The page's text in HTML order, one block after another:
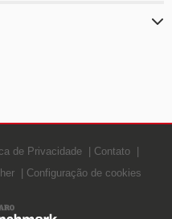
de Privacidade
Contato
Configuração de cookies